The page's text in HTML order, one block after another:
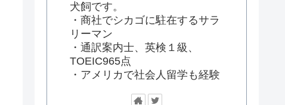
犬飼です。
・商社でシカゴに駐在するサラ
リーマン
・通訳案内士、英検１級、
TOEIC965点
・アメリカで社会人留学も経験